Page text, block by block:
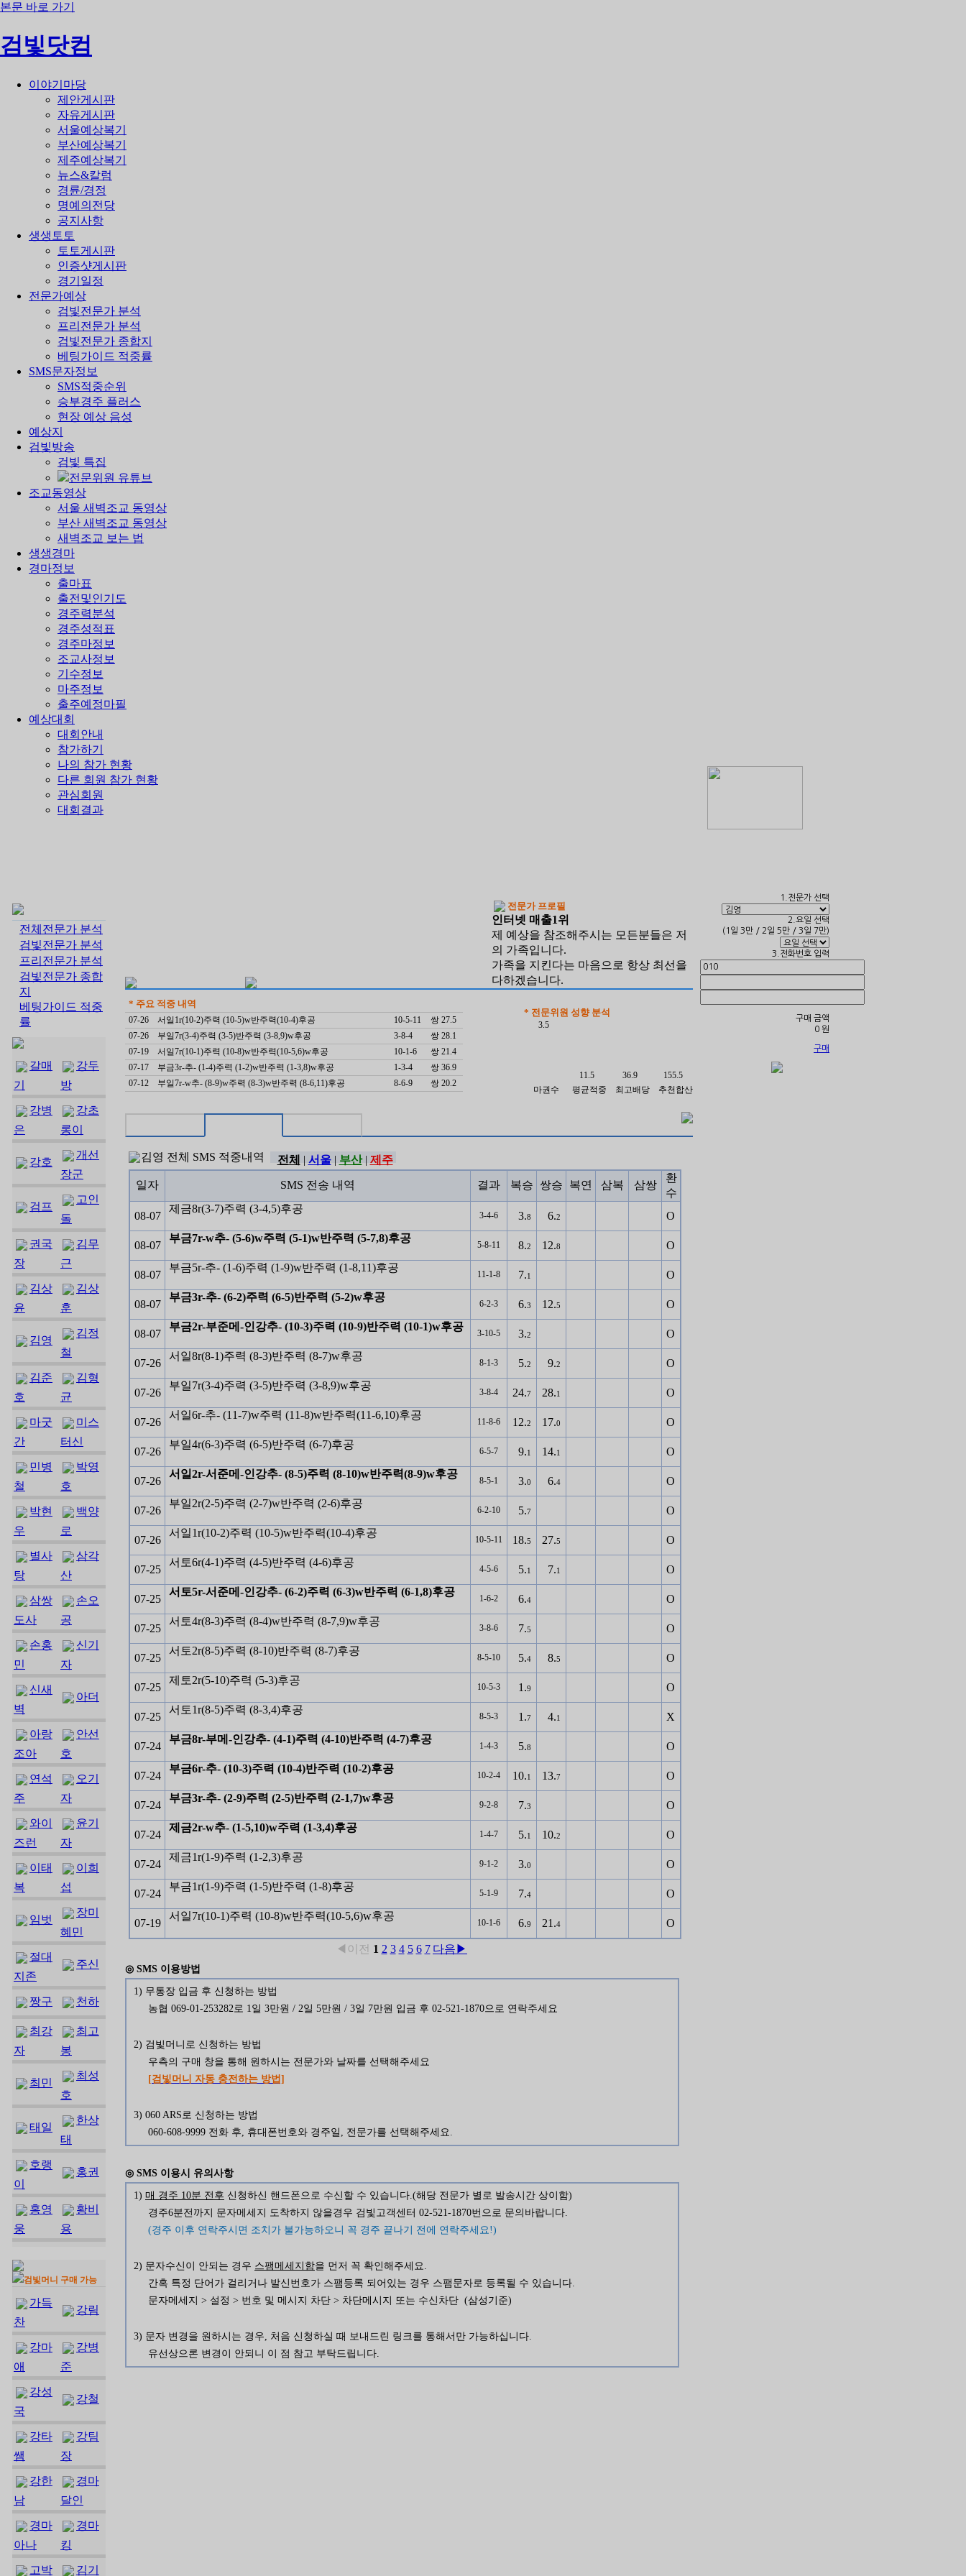
본문 바로 가기
검빛닷컴
이야기마당
제안게시판
자유게시판
서울예상복기
부산예상복기
제주예상복기
뉴스&칼럼
경륜/경정
명예의전당
공지사항
생생토토
토토게시판
인증샷게시판
경기일정
전문가예상
검빛전문가 분석
프리전문가 분석
검빛전문가 종합지
베팅가이드 적중률
SMS문자정보
SMS적중순위
승부경주 플러스
현장 예상 음성
예상지
검빛방송
검빛 특집
전문위원 유튜브
조교동영상
서울 새벽조교 동영상
부산 새벽조교 동영상
새벽조교 보는 법
생생경마
경마정보
출마표
출전및인기도
경주력분석
경주성적표
경주마정보
조교사정보
기수정보
마주정보
출주예정마필
예상대회
대회안내
참가하기
나의 참가 현황
다른 회원 참가 현황
관심회원
대회결과
전체전문가 분석
검빛전문가 분석
프리전문가 분석
검빛전문가 종합
지
베팅가이드 적중
률
갈매
기
강두
방
강병
은
강초
롱이
강호
개선
장군
검프
고인
돌
권국
장
김무
근
김상
윤
김상
훈
김영
김정
철
김준
호
김형
균
마굿
간
미스
터신
민병
철
박영
호
박현
우
백양
로
별사
탕
삼각
산
삼쌍
도사
손오
공
손홍
민
신기
자
신새
벽
아더
아랑
조아
안선
호
연석
주
오기
자
와이
즈런
윤기
자
이태
복
이희
섭
임벗
장미
혜민
절대
지존
주신
짱구 천하
최강
자
최고
봉
최민
최성
호
태일
한상
태
호랭
이
홍권
홍영
웅
황비
용
검빛머니 구매 가능
가득
찬
강림
강마
애
강병
준
강성
국
강철
강타
쌤
강팀
장
강한
남
경마
달인
경마
아나
경마
킹
고박 김기
전문가 프로필
인터넷 매출1위
제 예상을 참조해주시는 모든분들은 저
의 가족입니다.
가족을 지킨다는 마음으로 항상 최선을
다하겠습니다.
(현)검빛 경마전문가
경마경력28년. 전문 예상가경력19년.
* 주요 적중 내역
07-26 서일1r(10-2)주력 (10-5)w반주력(10-4)후공 10-5-11
쌍 27.5
07-26
부일7r(3-4)주력 (3-5)반주력 (3-8,9)w후공 3-8-4
쌍 28.1
07-19
서일7r(10-1)주력 (10-8)w반주력(10-5,6)w후공 10-1-6
쌍 21.4
07-17
부금3r-추- (1-4)주력 (1-2)w반주력 (1-3,8)w후공 1-3-4
쌍 36.9
07-12
부일7r-w추- (8-9)w주력 (8-3)w반주력 (8-6,11)후공 8-6-9 쌍 20.2
* 전문위원 성향 분석
3.5
마권수
11.5
평균적중
36.9
최고배당
155.5
추천합산
김영 전체 SMS 적중내역 전체 | 서울| 부산| 제주
일자 SMS 전송 내역 결과 복승 쌍승 복연 삼복 삼쌍
환
수
08-07
제금8r(3-7)주력 (3-4,5)후공
3-4-6 3.8 6.2 Ο
08-07
부금7r-w추- (5-6)w주력 (5-1)w반주력 (5-7,8)후공
5-8-11 8.2 12.8 Ο
08-07
부금5r-추- (1-6)주력 (1-9)w반주력 (1-8,11)후공
11-1-8 7.1 Ο
08-07
부금3r-추- (6-2)주력 (6-5)반주력 (5-2)w후공
6-2-3 6.3 12.5 Ο
08-07
부금2r-부준메-인강추- (10-3)주력 (10-9)반주력 (10-1)w후공
3-10-5 3.2 Ο
07-26
서일8r(8-1)주력 (8-3)반주력 (8-7)w후공
8-1-3 5.2 9.2 Ο
07-26
부일7r(3-4)주력 (3-5)반주력 (3-8,9)w후공
3-8-4 24.7 28.1 Ο
07-26
서일6r-추- (11-7)w주력 (11-8)w반주력(11-6,10)후공
11-8-6 12.2 17.0 Ο
07-26
부일4r(6-3)주력 (6-5)반주력 (6-7)후공
6-5-7 9.1 14.1 Ο
07-26
서일2r-서준메-인강추- (8-5)주력 (8-10)w반주력(8-9)w후공
8-5-1 3.0 6.4 Ο
07-26
부일2r(2-5)주력 (2-7)w반주력 (2-6)후공
6-2-10 5.7 Ο
07-26
서일1r(10-2)주력 (10-5)w반주력(10-4)후공
10-5-11 18.5 27.5 Ο
07-25
서토6r(4-1)주력 (4-5)반주력 (4-6)후공
4-5-6 5.1 7.1 Ο
07-25
서토5r-서준메-인강추- (6-2)주력 (6-3)w반주력 (6-1,8)후공
1-6-2 6.4 Ο
07-25
서토4r(8-3)주력 (8-4)w반주력 (8-7,9)w후공
3-8-6 7.5 Ο
07-25
서토2r(8-5)주력 (8-10)반주력 (8-7)후공
8-5-10 5.4 8.5 Ο
07-25
제토2r(5-10)주력 (5-3)후공
10-5-3 1.9 Ο
07-25
서토1r(8-5)주력 (8-3,4)후공
8-5-3 1.7 4.1 Χ
07-24
부금8r-부메-인강추- (4-1)주력 (4-10)반주력 (4-7)후공
1-4-3 5.8 Ο
07-24
부금6r-추- (10-3)주력 (10-4)반주력 (10-2)후공
10-2-4 10.1 13.7 Ο
07-24
부금3r-추- (2-9)주력 (2-5)반주력 (2-1,7)w후공
9-2-8 7.3 Ο
07-24
제금2r-w추- (1-5,10)w주력 (1-3,4)후공
1-4-7 5.1 10.2 Ο
07-24
제금1r(1-9)주력 (1-2,3)후공
9-1-2 3.0 Ο
07-24
부금1r(1-9)주력 (1-5)반주력 (1-8)후공
5-1-9 7.4 Ο
07-19
서일7r(10-1)주력 (10-8)w반주력(10-5,6)w후공
10-1-6 6.9 21.4 Ο
◀이전 1 2 3 4 5 6 7 다음▶
◎ SMS 이용방법
1) 무통장 입금 후 신청하는 방법
농협 069-01-253282로 1일 3만원 / 2일 5만원 / 3일 7만원 입금 후 02-521-1870으로 연락주세요
2) 검빛머니로 신청하는 방법
우측의 구매 창을 통해 원하시는 전문가와 날짜를 선택해주세요
[검빛머니 자동 충전하는 방법]
3) 060 ARS로 신청하는 방법
060-608-9999 전화 후, 휴대폰번호와 경주일, 전문가를 선택해주세요.
◎ SMS 이용시 유의사항
1) 매 경주 10분 전후 신청하신 핸드폰으로 수신할 수 있습니다.(해당 전문가 별로 발송시간 상이함)
경주6분전까지 문자메세지 도착하지 않을경우 검빛고객센터 02-521-1870번으로 문의바랍니다.
(경주 이후 연락주시면 조치가 불가능하오니 꼭 경주 끝나기 전에 연락주세요!)
2) 문자수신이 안되는 경우 스팸메세지함을 먼저 꼭 확인해주세요.
간혹 특정 단어가 걸리거나 발신번호가 스팸등록 되어있는 경우 스팸문자로 등록될 수 있습니다.
문자메세지 > 설정 > 번호 및 메시지 차단 > 차단메시지 또는 수신차단 (삼성기준)
3) 문자 변경을 원하시는 경우, 처음 신청하실 때 보내드린 링크를 통해서만 가능하십니다.
유선상으론 변경이 안되니 이 점 참고 부탁드립니다.
1.전문가 선택
2.요일 선택
(1일 3만 / 2일 5만 / 3일 7만)
3.전화번호 입력
구매 금액
0 원
구매